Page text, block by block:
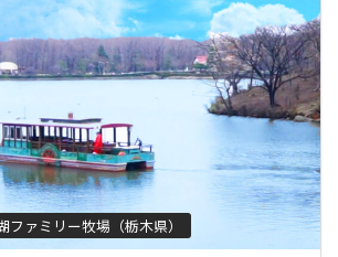
ファミリー牧場（栃木県）